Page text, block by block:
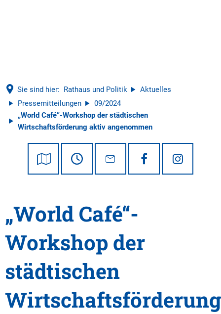
Sie sind hier: Rathaus und Politik
Aktuelles
Pressemitteilungen
09/2024
„World Café“-Workshop der städtischen
Wirtschaftsförderung aktiv angenommen
„World Café“-
Workshop der
städtischen
Wirtschaftsförderung